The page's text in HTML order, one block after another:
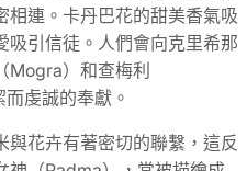
相連。卡丹巴花的甜美香氣吸
吸引信徒。人們會向克里希那
Mogra）和查梅利
虔誠的奉獻。
與花卉有著密切的聯繫，這反